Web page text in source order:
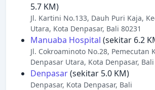
5.7 KM)
Jl. Kartini No.133, Dauh Puri Kaja,
Utara, Kota Denpasar, Bali 80231
Manuaba Hospital (sekitar 6.2
Jl. Cokroaminoto No.28, Pemecutan
Denpasar Utara, Kota Denpasar,
Denpasar(sekitar 5.0 KM)
Denpasar, Kota Denpasar, Bali